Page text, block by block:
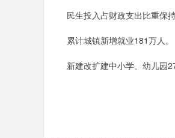
民生投入占财政支出比重保持
累计城镇新增就业181万人。
新建改扩建中小学、幼儿园